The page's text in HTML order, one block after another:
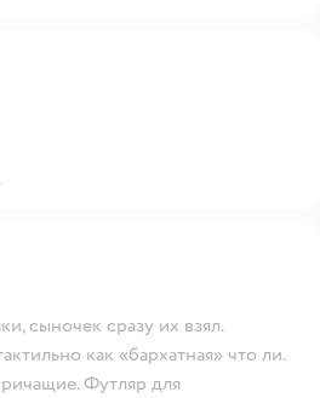
сыночек сразу их взял.
как «бархатная» что ли.
Футляр для